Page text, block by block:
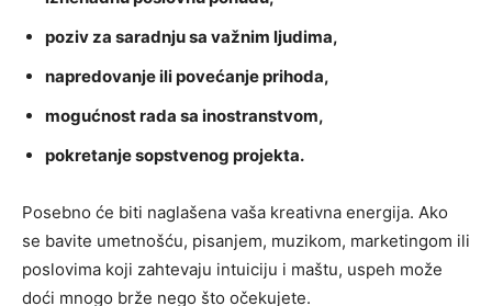
poziv za saradnju sa važnim ljudima,
napredovanje ili povećanje prihoda,
mogućnost rada sa inostranstvom,
pokretanje sopstvenog projekta.
Posebno će biti naglašena vaša kreativna energija. Ako
se bavite umetnošću, pisanjem, muzikom, marketingom ili
poslovima koji zahtevaju intuiciju i maštu, uspeh može
doći mnogo brže nego što očekujete.